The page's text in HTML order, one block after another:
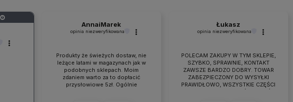
?
AnnaiMarek
opinia niezweryfikowana
Produkty że świeżych dostaw, nie
leżące latami w magazynach jak w
podobnych sklepach. Moim
zdaniem warto za to dopłacić
przysłowiowe 5zł. Ogólnie
Łukasz
opinia niezweryfikowana
POLECAM ZAKUPY W TYM SKLEPIE,
SZYBKO, SPRAWNIE, KONTAKT
ZAWSZE BARDZO DOBRY. TOWAR
ZABEZPIECZONY DO WYSYŁKI
PRAWIDŁOWO, WSZYSTKIE CZĘŚCI
BYŁY W ZESTAWIE. jEŻELI KTOŚ